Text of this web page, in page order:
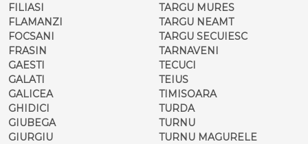
FILIASI
FLAMANZI
FOCSANI
FRASIN
GAESTI
GALATI
GALICEA
GHIDICI
GIUBEGA
GIURGIU
TARGU MURES
TARGU NEAMT
TARGU SECUIESC
TARNAVENI
TECUCI
TEIUS
TIMISOARA
TURDA
TURNU
TURNU MAGURELE